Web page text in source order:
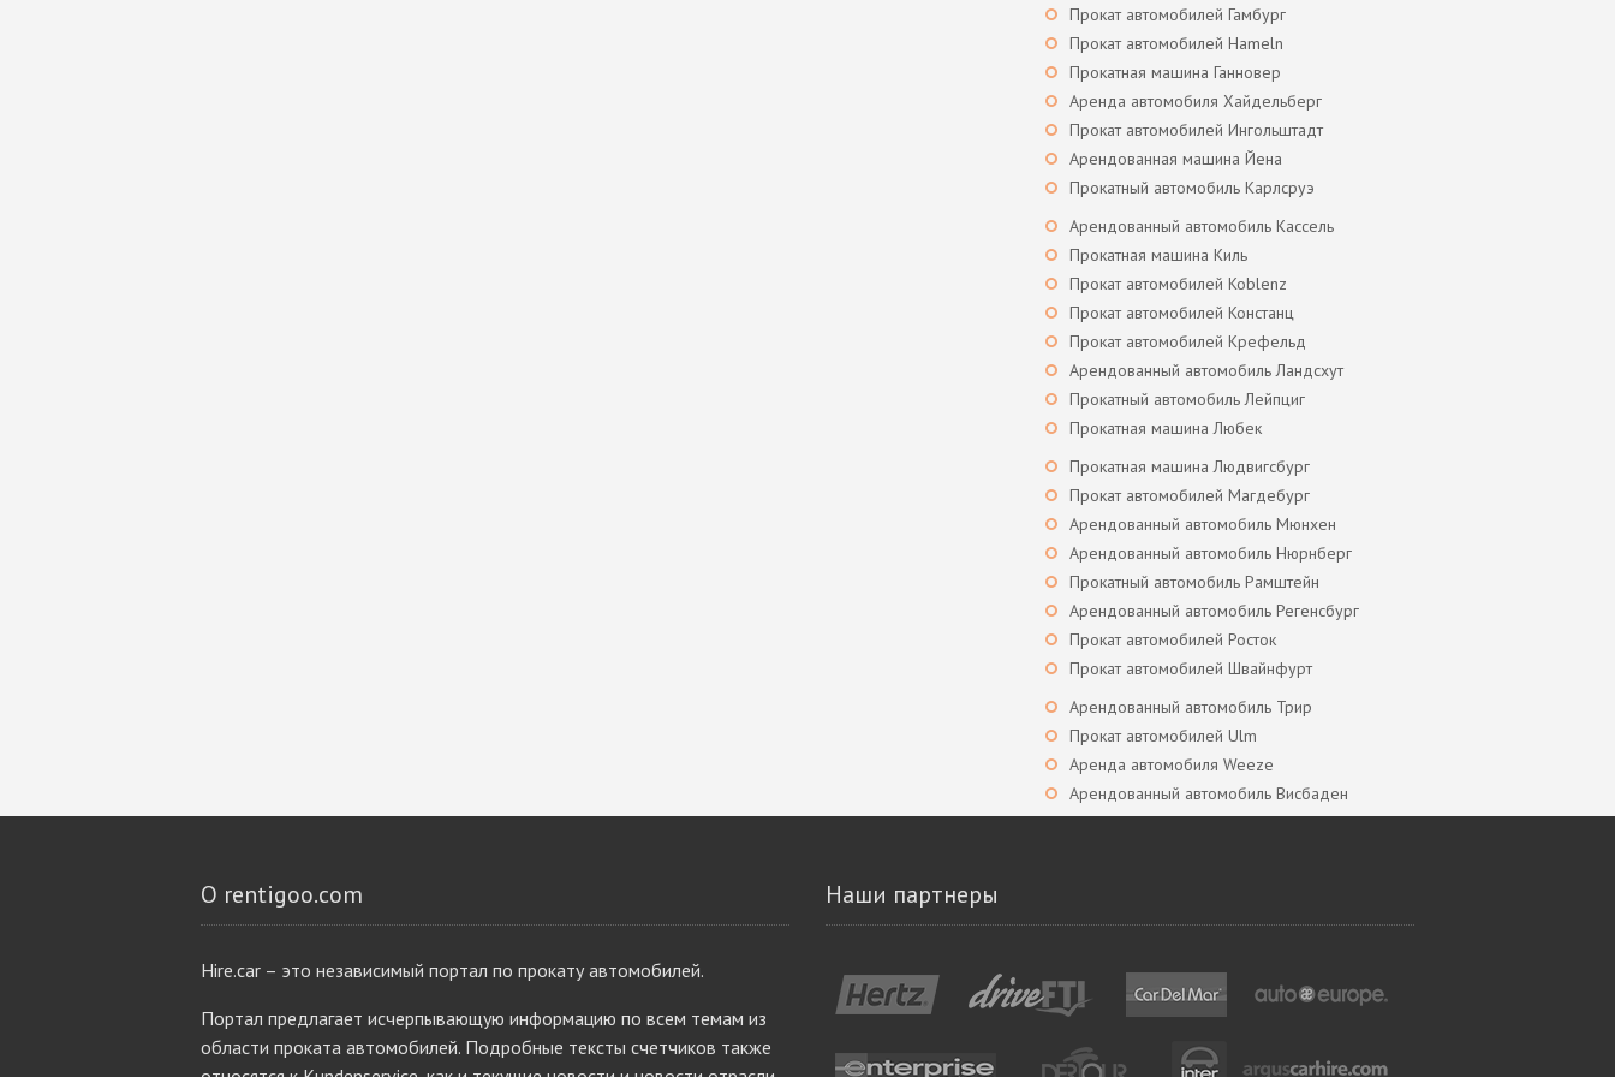
Прокат автомобилей Гамбург
Прокат автомобилей Hameln
Прокатная машина Ганновер
Аренда автомобиля Хайдельберг
Прокат автомобилей Ингольштадт
Арендованная машина Йена
Прокатный автомобиль Карлсруэ
Арендованный автомобиль Кассель
Прокатная машина Киль
Прокат автомобилей Koblenz
Прокат автомобилей Констанц
Прокат автомобилей Крефельд
Арендованный автомобиль Ландсхут
Прокатный автомобиль Лейпциг
Прокатная машина Любек
Прокатная машина Людвигсбург
Прокат автомобилей Магдебург
Арендованный автомобиль Мюнхен
Арендованный автомобиль Нюрнберг
Прокатный автомобиль Рамштейн
Арендованный автомобиль Регенсбург
Прокат автомобилей Росток
Прокат автомобилей Швайнфурт
Арендованный автомобиль Трир
Прокат автомобилей Ulm
Аренда автомобиля Weeze
Арендованный автомобиль Висбаден
О rentigoo.com
Hire.car – это независимый портал по прокату автомобилей.
Портал предлагает исчерпывающую информацию по всем темам из
области проката автомобилей. Подробные тексты счетчиков также
Наши партнеры